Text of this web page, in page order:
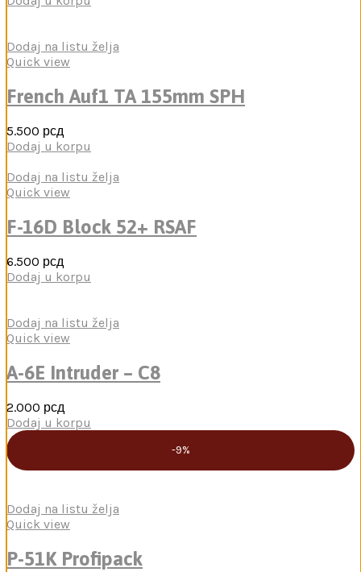
Dodaj na listu želja
Quick view
French Auf1 TA 155mm SPH
5.500 рсд
Dodaj u korpu
Dodaj na listu želja
Quick view
F-16D Block 52+ RSAF
6.500 рсд
Dodaj u korpu
Dodaj na listu želja
Quick view
A-6E Intruder – C8
2.000 рсд
Dodaj u korpu
-9%
Dodaj na listu želja
Quick view
P-51K Profipack